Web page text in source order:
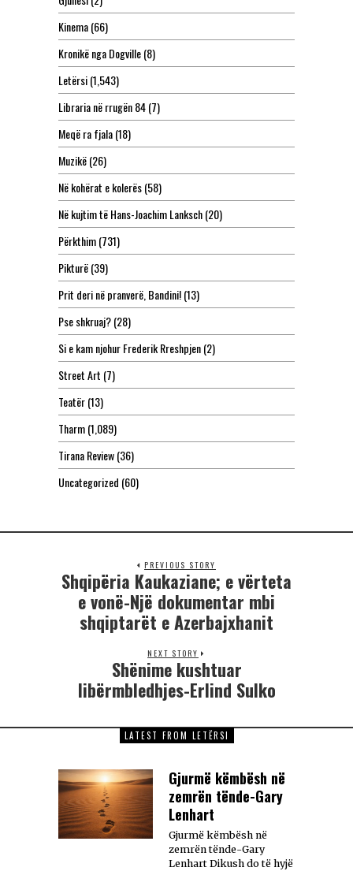
Kinema(66)
Kronikë nga Dogville(8)
Letërsi(1,543)
Libraria në rrugën 84(7)
Meqë ra fjala(18)
Muzikë(26)
Në kohërat e kolerës(58)
Në kujtim të Hans-Joachim Lanksch(20)
Përkthim(731)
Pikturë(39)
Prit deri në pranverë, Bandini!(13)
Pse shkruaj?(28)
Si e kam njohur Frederik Rreshpjen(2)
Street Art (7)
Teatër(13)
Tharm(1,089)
Tirana Review(36)
Uncategorized (60)
PREVIOUS STORY
Shqipëria Kaukaziane; e vërteta
e vonë-Një dokumentar mbi
shqiptarët e Azerbajxhanit
NEXT STORY
Shënime kushtuar
libërmbledhjes-Erlind Sulko
LATEST FROM LETËRSI
Gjurmë këmbësh në
zemrën tënde-Gary
Lenhart
Gjurmë këmbësh në
zemrën tënde-Gary
Lenhart Dikush do të hyjë